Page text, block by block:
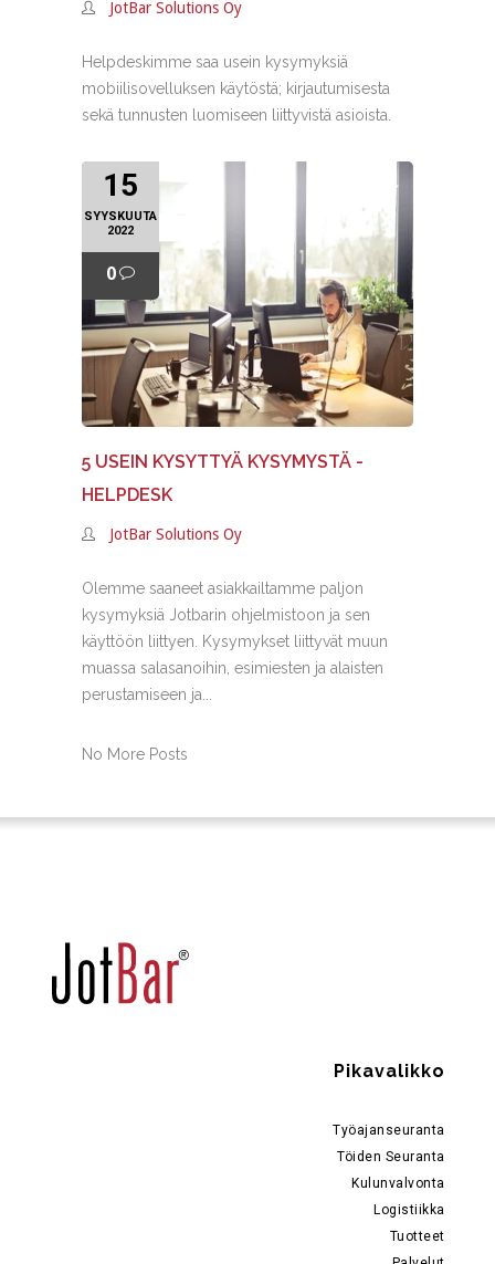
JotBar Solutions Oy
Helpdeskimme saa usein kysymyksiä
mobiilisovelluksen käytöstä; kirjautumisesta
sekä tunnusten luomiseen liittyvistä asioista.
15
SYYSKUUTA
2022
0
5 USEIN KYSYTTYÄ KYSYMYSTÄ -
HELPDESK
JotBar Solutions Oy
Olemme saaneet asiakkailtamme paljon
kysymyksiä Jotbarin ohjelmistoon ja sen
käyttöön liittyen. Kysymykset liittyvät muun
muassa salasanoihin, esimiesten ja alaisten
perustamiseen ja...
No More Posts
Pikavalikko
Työajanseuranta
Töiden Seuranta
Kulunvalvonta
Logistiikka
Tuotteet